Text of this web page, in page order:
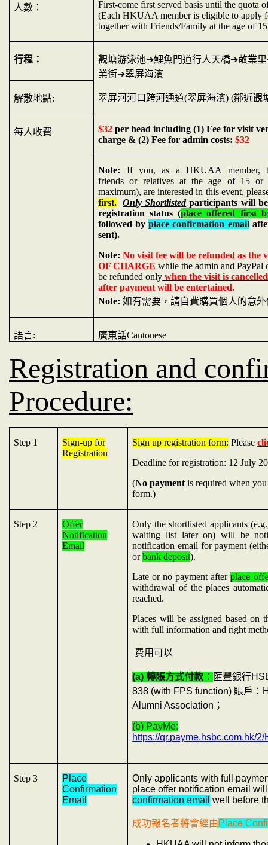
人數：
First-come first served basis until the quota
(Each HKUAA member is eligible to apply
together with Friends/Family at the age of
行程： 觀塘游泳池➔鯉魚門道行人天橋➔敬業里
業街➔翠屏海濱
解散地點: 翠屏河河口跨河通道(翠屏海濱) (鄰近觀
每人收費 $32 per head including (1) Fee for visit
charge & (2) Fee for admin costs:$32
Note: If you, as a HKUAA member,
friends or relatives at the age of 15 or
maximum), are interested in this event,
first.
Only Shortlistedparticipants will
registration status (place offered first
followed byplace confirmation email
sent).
Note: No visit fee will be refunded as the
OF CHARGEwhile the admin and
be refunded only when the visit is cancelled
after payment will be entertained.
Note: 如有需要，請自費購買個人的意
語言: 廣東話Cantonese
Registration and
Procedure:
Step 1
Sign-up for
Registration
Sign up registration form: Please
Deadline for registration: 12 July
(No payment is required when
form.)
Step 2
Offer
Notification
Email
Only the shortlisted applicants
waiting list later on) will be
notification email for payment
orbank deposit).
Late or no payment afterplace
withdrawal of the places
reached.
Places will be assigned based on
with full information and right
費用可以
(a)轉賬方式付款： 匯豐銀行
838 (with FPS function) 賬戶：
Alumni Association ；
(b) PayMe:
https://qr.payme.hsbc.com.hk/
Step 3
Place
Confirmation
Email
Only applicants with full
place offer notification email
confirmation email well before
成功報名者將會經由Place